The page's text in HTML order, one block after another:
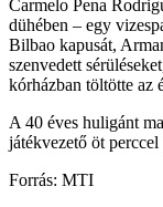
Carmelo Pena
dühében – egy
Bilbao kapusát,
szenvedett
kórházban töltötte az
A 40 éves huligánt
játékvezető öt
Forrás: MTI